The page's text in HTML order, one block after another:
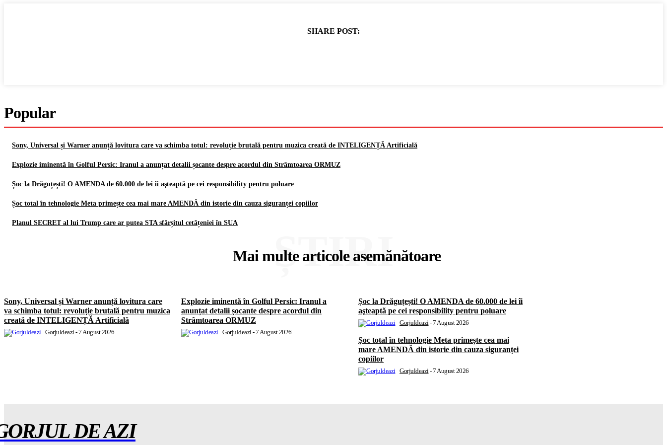
SHARE POST:
Popular
Sony, Universal și Warner anunță lovitura care va schimba totul: revoluție brutală pentru muzica creată de INTELIGENȚĂ Artificială
Explozie iminentă în Golful Persic: Iranul a anunțat detalii șocante despre acordul din Strâmtoarea ORMUZ
Șoc la Drăguțești! O AMENDA de 60.000 de lei îi aşteaptă pe cei responsibility pentru poluare
Șoc total în tehnologie Meta primește cea mai mare AMENDĂ din istorie din cauza siguranței copiilor
Planul SECRET al lui Trump care ar putea STA sfârșitul cetățeniei în SUA
Mai multe articole asemănătoare
ȘTIRI
Sony, Universal și Warner anunță lovitura care
va schimba totul: revoluție brutală pentru muzica
creată de INTELIGENȚĂ Artificială
Gorjuldeazi -7 August 2026
Explozie iminentă în Golful Persic: Iranul a
anunțat detalii șocante despre acordul din
Strâmtoarea ORMUZ
Gorjuldeazi -7 August 2026
Șoc la Drăguțești! O AMENDA de 60.000 de lei îi
aşteaptă pe cei responsibility pentru poluare
Gorjuldeazi -7 August 2026
Șoc total în tehnologie Meta primește cea mai
mare AMENDĂ din istorie din cauza siguranței
copiilor
Gorjuldeazi -7 August 2026
DE AZI